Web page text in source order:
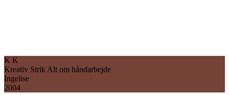
K K
Kreativ Strik Alt om håndarbejde
Ingelise
2004